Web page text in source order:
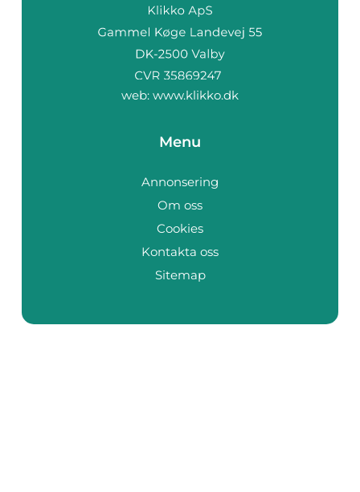
web: www.klikko.dk
Menu
Annonsering
Om oss
Cookies
Kontakta oss
Sitemap